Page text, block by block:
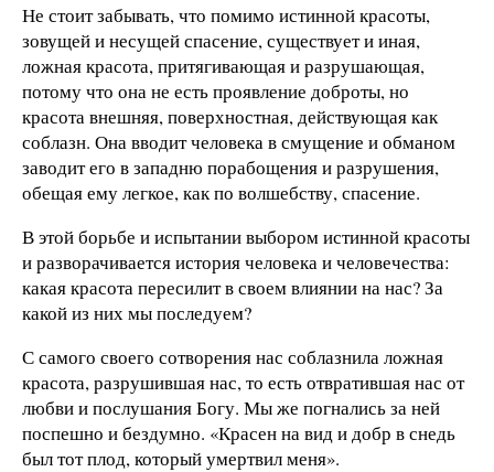
Не стоит забывать, что помимо истинной красоты,
зовущей и несущей спасение, существует и иная,
ложная красота, притягивающая и разрушающая,
потому что она не есть проявление доброты, но
красота внешняя, поверхностная, действующая как
соблазн. Она вводит человека в смущение и обманом
заводит его в западню порабощения и разрушения,
обещая ему легкое, как по волшебству, спасение.
В этой борьбе и испытании выбором истинной красоты
и разворачивается история человека и человечества:
какая красота пересилит в своем влиянии на нас? За
какой из них мы последуем?
С самого своего сотворения нас соблазнила ложная
красота, разрушившая нас, то есть отвратившая нас от
любви и послушания Богу. Мы же погнались за ней
поспешно и бездумно. «Красен на вид и добр в снедь
был тот плод, который умертвил меня».